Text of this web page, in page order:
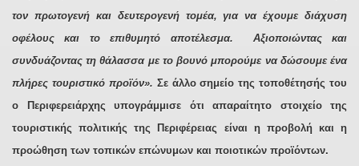
τον πρωτογενή και δευτερογενή τομέα, για να έχουμε διάχυση
οφέλους και το επιθυμητό αποτέλεσμα. Αξιοποιώντας και
συνδυάζοντας τη θάλασσα με το βουνό μπορούμε να δώσουμε ένα
πλήρες τουριστικό προϊόν». Σε άλλο σημείο της τοποθέτησής του
ο Περιφερειάρχης υπογράμμισε ότι απαραίτητο στοιχείο της
τουριστικής πολιτικής της Περιφέρειας είναι η προβολή και η
προώθηση των τοπικών επώνυμων και ποιοτικών προϊόντων.